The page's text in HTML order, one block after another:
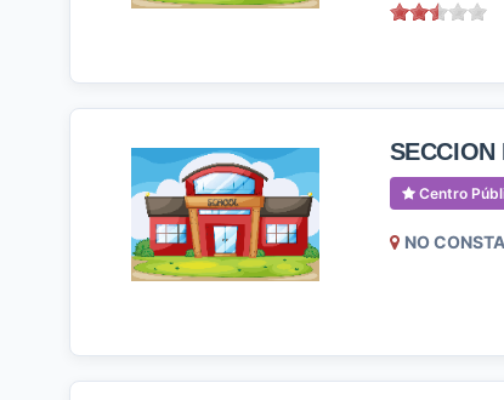
SECCION
Centro
NO CONSTA